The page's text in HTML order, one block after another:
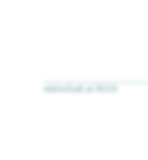
wirtschaft.at PLUS